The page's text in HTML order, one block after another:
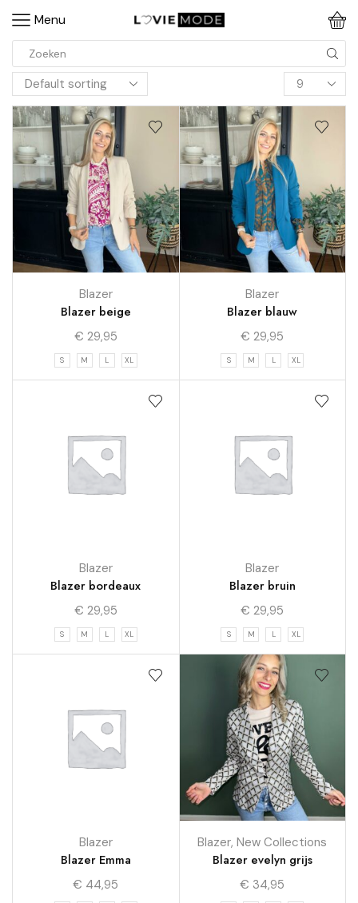
Menu
Blazer
Blazer beige
€ 29,95
S M L XL
Blazer
Blazer blauw
€ 29,95
S M L XL
Blazer
Blazer bordeaux
€ 29,95
S M L XL
Blazer
Blazer bruin
€ 29,95
S M L XL
Blazer
Blazer Emma
€ 44,95
Blazer,New Collections
Blazer evelyn grijs
€ 34,95